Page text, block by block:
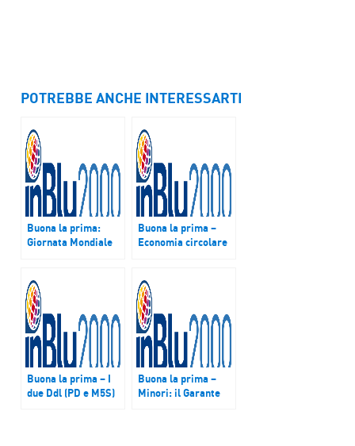
POTREBBE ANCHE INTERESSARTI
Buona la prima:
Giornata Mondiale
Buona la prima –
Economia circolare
Buona la prima – I
due Ddl (PD e M5S)
Buona la prima –
Minori: il Garante